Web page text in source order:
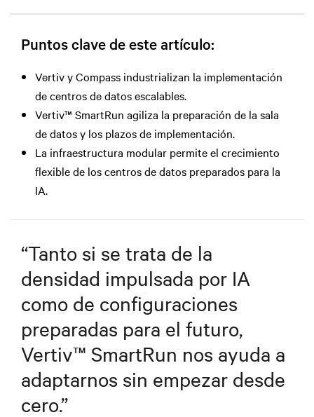
Puntos clave de este artículo:
Vertiv y Compass industrializan la implementación
de centros de datos escalables.
Vertiv™ SmartRun agiliza la preparación de la sala
de datos y los plazos de implementación.
La infraestructura modular permite el crecimiento
flexible de los centros de datos preparados para la
IA.
“Tanto si se trata de la
densidad impulsada por IA
como de configuraciones
preparadas para el futuro,
Vertiv™ SmartRun nos ayuda a
adaptarnos sin empezar desde
cero.”